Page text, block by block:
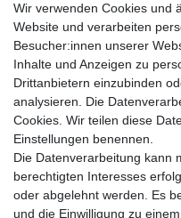
Kontakt
Retouren
Widerrufsrecht
Widerrufs­formular
Impressum
Daten­schutz­erklärung
AGB
Größentabelle
Kataloge
Barrierefreiheitserklärung
Sicherheitsinformationen
Wir verwenden Cookies und
Website und verarbeiten
Besucher:innen unserer
Inhalte und Anzeigen zu
Drittanbietern einzubinden
analysieren. Die
Cookies. Wir teilen diese
Einstellungen benennen.
Die Datenverarbeitung kann
berechtigten Interesses
oder abgelehnt werden. Es
und die Einwilligung zu